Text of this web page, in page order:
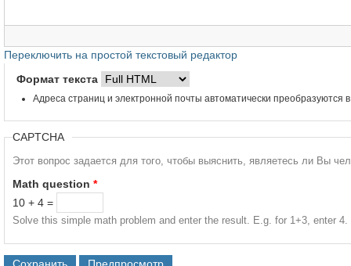
Переключить на простой текстовый редактор
Формат текста
Адреса страниц и электронной почты автоматически преобразуются
CAPTCHA
Этот вопрос задается для того, чтобы выяснить, являетесь ли Вы
Math question *
10 + 4 =
Solve this simple math problem and enter the result. E.g. for 1+3, enter 4.